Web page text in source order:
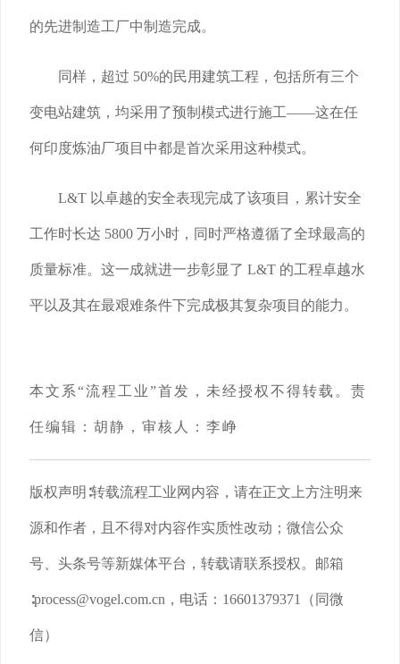
的先进制造工厂中制造完成。
同样，超过 50%的民用建筑工程，包括所有三个
变电站建筑，均采用了预制模式进行施工——这在任
何印度炼油厂项目中都是首次采用这种模式。
L&T 以卓越的安全表现完成了该项目，累计安全
工作时长达 5800 万小时，同时严格遵循了全球最高的
质量标准。这一成就进一步彰显了 L&T 的工程卓越水
平以及其在最艰难条件下完成极其复杂项目的能力。
本文系“流程工业”首发，未经授权不得转载。责
任编辑：胡静，审核人：李峥
版权声明 ∶转载流程工业网内容，请在正文上方注明来
源和作者，且不得对内容作实质性改动；微信公众
号、头条号等新媒体平台，转载请联系授权。邮箱
∶process@vogel.com.cn，电话：16601379371（同微
信）